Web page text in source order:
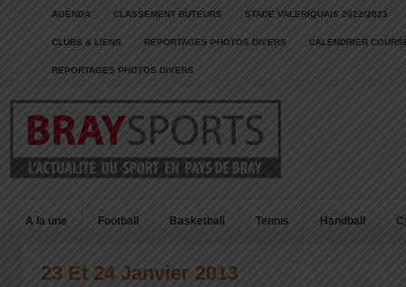
AGENDA CLASSEMENT BUTEURS STADE VALERIQUAIS 2022/2023
CLUBS & LIENS REPORTAGES PHOTOS DIVERS CALENDRIER
REPORTAGES PHOTOS DIVERS
A la une Football Basketball Tennis Handball
23 Et 24 Janvier 2013